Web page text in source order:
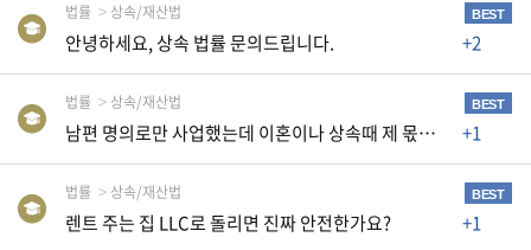
칼
미
국
TIP
법률 상속/재산법 BEST
안녕하세요, 상속 법률 문의드립니다. +2
법률 상속/재산법 BEST
남편 명의로만 사업했는데 이혼이나 상속때 제 몫이 있나요? +1
법률 상속/재산법 BEST
렌트 주는 집 LLC로 돌리면 진짜 안전한가요? +1